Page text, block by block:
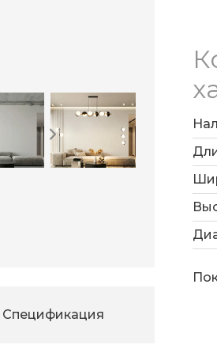
Спецификация